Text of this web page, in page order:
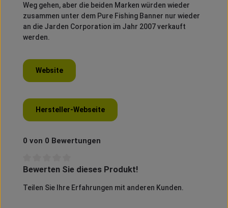
Weg gehen, aber die beiden Marken würden wieder
zusammen unter dem Pure Fishing Banner nur wieder
an die Jarden Corporation im Jahr 2007 verkauft
werden.
Website
Hersteller-Webseite
0 von 0 Bewertungen
Durchschnittliche Bewertung von 0 von 5 Sternen
Bewerten Sie dieses Produkt!
Teilen Sie Ihre Erfahrungen mit anderen Kunden.